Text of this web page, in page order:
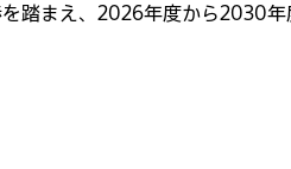
踏まえ、2026年度から2030